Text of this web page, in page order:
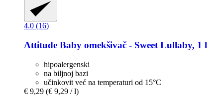
4.0 (16)
Attitude Baby omekšivač -​ Sweet Lullaby, 1 l
hipoalergenski
na biljnoj bazi
učinkovit već na temperaturi od 15°C
€ 9,29 (€ 9,29 / l)